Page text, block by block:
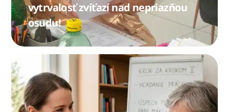
vytrvalosť zvíťazí nad nepriazňou
osudu!